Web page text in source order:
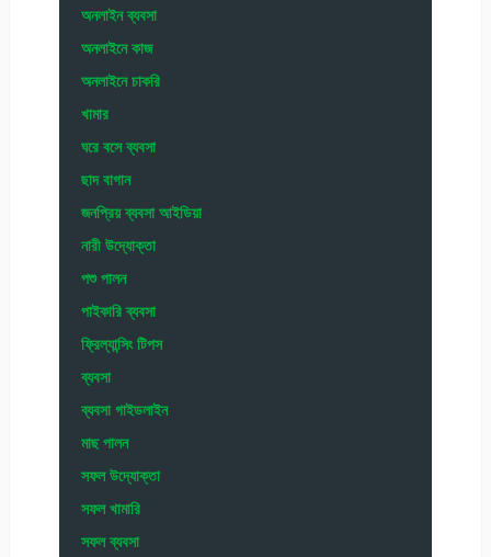
অনলাইন ব্যবসা
অনলাইনে কাজ
অনলাইনে চাকরি
খামার
ঘরে বসে ব্যবসা
ছাদ বাগান
জনপ্রিয় ব্যবসা আইডিয়া
নারী উদ্যোক্তা
পশু পালন
পাইকারি ব্যবসা
ফ্রিল্যান্সিং টিপস
ব্যবসা
ব্যবসা গাইডলাইন
মাছ পালন
সফল উদ্যোক্তা
সফল খামারি
সফল ব্যবসা